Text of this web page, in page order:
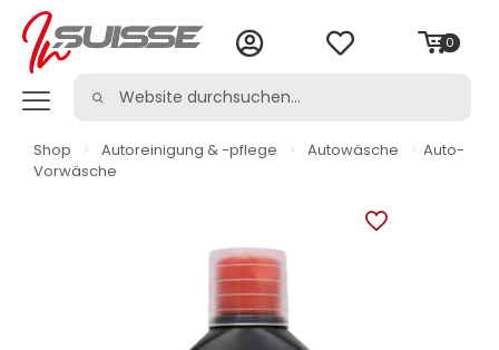
0
Shop > Autoreinigung & -pflege > Autowäsche > Auto-
Vorwäsche